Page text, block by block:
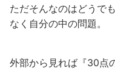
ただそんなのはどうで
なく自分の中の問題。
外部から見れば『30点